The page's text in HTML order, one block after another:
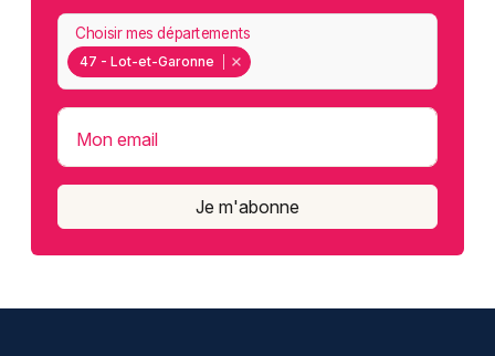
47 - Lot-et-Garonne
Choisir mes départements
Mon email
Je m'abonne